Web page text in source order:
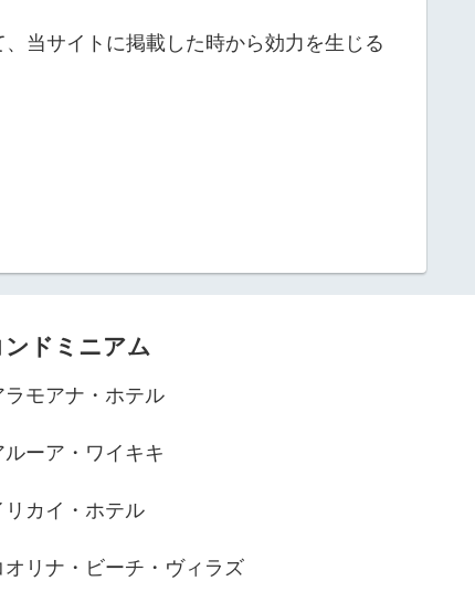
当サイトに掲載した時から効力を生じる
ンドミニアム
ラモアナ・ホテル
ルーア・ワイキキ
リカイ・ホテル
オリナ・ビーチ・ヴィラズ